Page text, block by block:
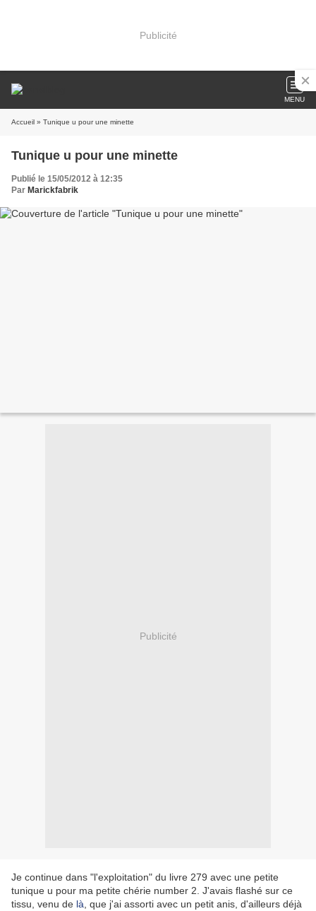
Publicité
MENU
Accueil » Tunique u pour une minette
Tunique u pour une minette
Publié le 15/05/2012 à 12:35
Par Marickfabrik
Publicité
Je continue dans "l'exploitation" du livre 279 avec une petite
tunique u pour ma petite chérie number 2. J'avais flashé sur ce
tissu, venu de là , que j'ai assorti avec un petit anis, d'ailleurs déjà